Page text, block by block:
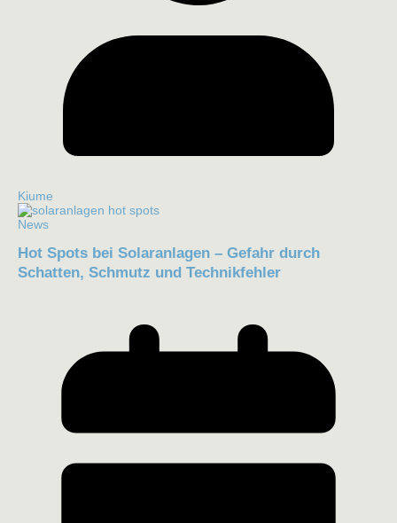
Kiume
News
Hot Spots bei Solaranlagen – Gefahr durch
Schatten, Schmutz und Technikfehler